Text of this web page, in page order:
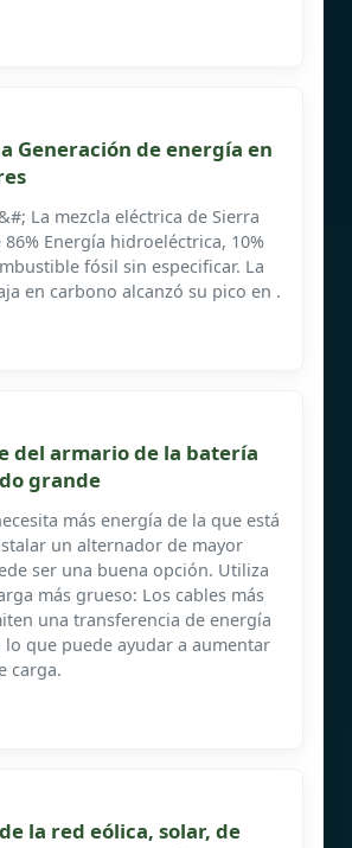
Generación de energía en
La mezcla eléctrica de Sierra
Energía hidroeléctrica, 10%
fósil sin especificar. La
en carbono alcanzó su pico en .
del armario de la batería
grande
más energía de la que está
un alternador de mayor
ser una buena opción. Utiliza
más grueso: Los cables más
una transferencia de energía
lo que puede ayudar a aumentar
carga.
la red eólica, solar, de